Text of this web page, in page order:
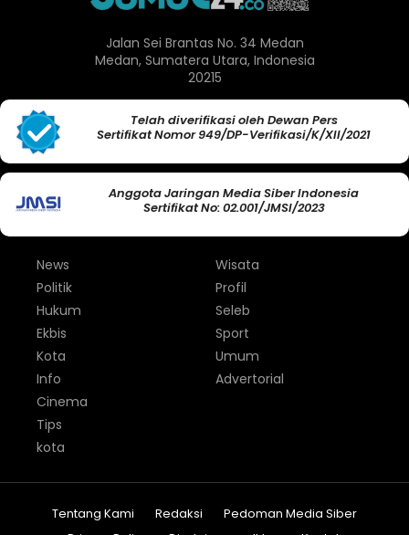
Jalan Sei Brantas No. 34 Medan
Medan, Sumatera Utara, Indonesia
20215
Telah diverifikasi oleh Dewan Pers
Sertifikat Nomor 949/DP-Verifikasi/K/XII/2021
Anggota Jaringan Media Siber Indonesia
Sertifikat No: 02.001/JMSI/2023
News
Politik
Hukum
Ekbis
Kota
Info
Wisata
Profil
Seleb
Sport
Umum
Advertorial
Cinema
Tips
kota
Tentang Kami Redaksi
Pedoman Media Siber